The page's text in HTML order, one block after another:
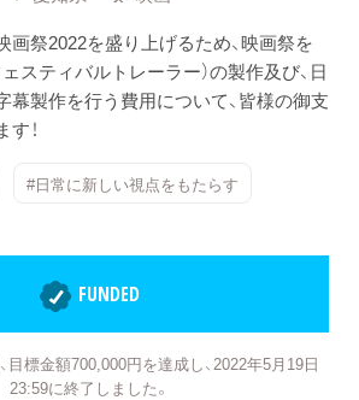
祭2022を盛り上げるため、映画祭を
スティバルトレーラー）の製作及び、日
幕製作を行う費用について、皆様の御支
！
#日常に新しい視点をもたらす
FUNDED
目標金額700,000円を達成し、2022年5月19日
23:59に終了しました。